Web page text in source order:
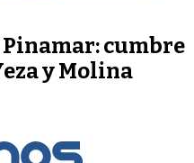
cumbre
y Molina